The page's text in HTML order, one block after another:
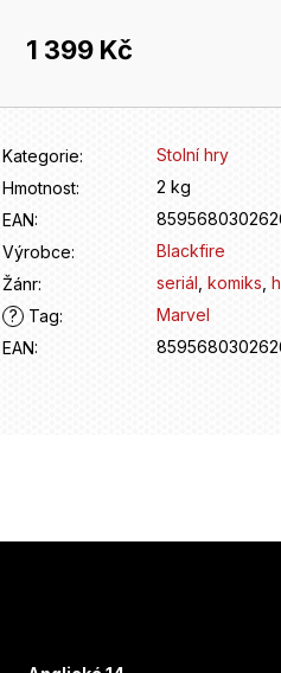
1 399 Kč
Měrná
Kategorie:
Stolní hry
Hmotnost:
2 kg
EAN:
Výrobce:
Blackfire
Žánr: seriál ,komiks ,
?
Tag:
Marvel
EAN: